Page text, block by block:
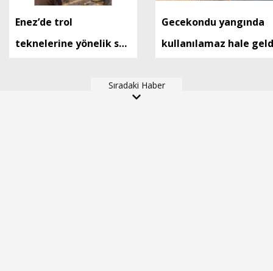
Enez’de trol
teknelerine yönelik su
Gecekondu yangında
kullanılamaz hale
Sıradaki Haber